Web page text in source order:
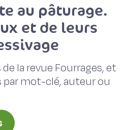
au pâturage.
et de leurs
la revue Fourrages, et
par mot-clé, auteur ou